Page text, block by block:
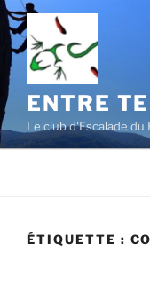
Aller
au
contenu
principal
ENTRE
Le club d'Escalade
ÉTIQUETTE :